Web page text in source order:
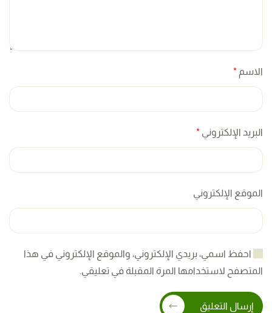
الاسم *
البريد الإلكتروني *
الموقع الإلكتروني
احفظ اسمي، بريدي الإلكتروني، والموقع الإلكتروني في هذا
المتصفح لاستخدامها المرة المقبلة في تعليقي.
إرسال التعليق